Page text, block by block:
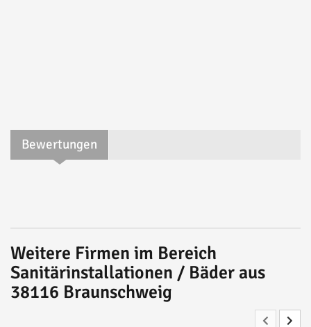
Bewertungen
Weitere Firmen im Bereich
Sanitärinstallationen / Bäder aus
38116 Braunschweig